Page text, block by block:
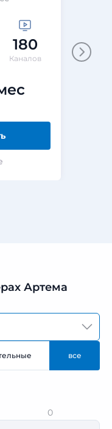
180
Каналов
Артема
все
0